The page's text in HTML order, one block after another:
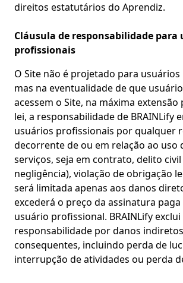
direitos estatutários do Aprendiz.
Cláusula de responsabilidade para
profissionais
O Site não é projetado para
mas na eventualidade de que
acessem o Site, na máxima
lei, a responsabilidade de BRAINLify
usuários profissionais por qualquer
decorrente de ou em relação ao uso
serviços, seja em contrato, delito
negligência), violação de obrigação
será limitada apenas aos danos
excederá o preço da assinatura
usuário profissional. BRAINLify
responsabilidade por danos
consequentes, incluindo perda de
interrupção de atividades ou perda